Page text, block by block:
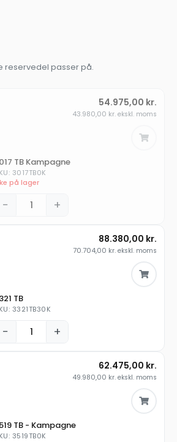
reservedel passer på.
TB Kampagne
3017TB0K
på lager
− +
54.975,00 kr.
43.980,00 kr. ekskl. moms
TB
3321TB30K
− +
88.380,00 kr.
70.704,00 kr. ekskl. moms
TB - Kampagne
3519TB0K
62.475,00 kr.
49.980,00 kr. ekskl. moms